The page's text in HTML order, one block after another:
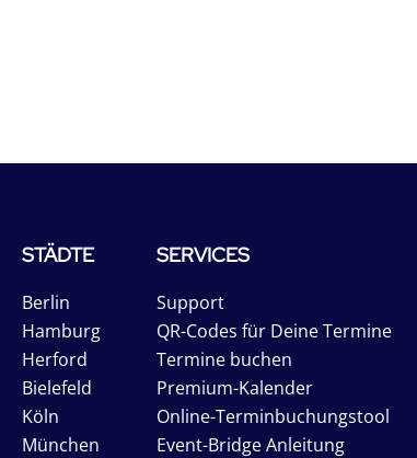
STÄDTE
Berlin
Hamburg
Herford
Bielefeld
Köln
München
SERVICES
Support
QR-Codes für Deine Termine
Termine buchen
Premium-Kalender
Online-Terminbuchungstool
Event-Bridge Anleitung